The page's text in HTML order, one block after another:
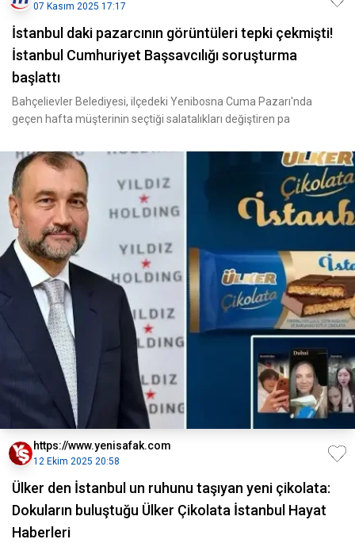
07 Kasım 2025 17:17
İstanbul daki pazarcının görüntüleri tepki çekmişti!
İstanbul Cumhuriyet Başsavcılığı soruşturma
başlattı
Bahçelievler Belediyesi, ilçedeki Yenibosna Cuma Pazarı'nda
geçen hafta müşterinin seçtiği salatalıkları değiştiren pa
https://www.yenisafak.com
12 Ekim 2025 20:58
Ülker den İstanbul un ruhunu taşıyan yeni çikolata:
Dokuların buluştuğu Ülker Çikolata İstanbul Hayat
Haberleri